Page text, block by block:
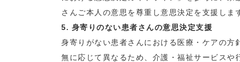
さんご本人の意思を尊重し意思決定を支援しま
5. 身寄りのない患者さんの意思決定支援
身寄りがない患者さんにおける医療・ケアの
無に応じて異なるため、介護・福祉サービス